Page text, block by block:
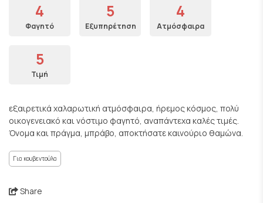
4
Φαγητό
5
Εξυπηρέτηση
4
Ατμόσφαιρα
5
Τιμή
εξαιρετικά χαλαρωτική ατμόσφαιρα, ήρεμος κόσμος, πολύ
οικογενειακό και νόστιμο φαγητό, αναπάντεχα καλές τιμές.
Όνομα και πράγμα, μπράβο, αποκτήσατε καινούριο θαμώνα.
Για κουβεντούλα
Share